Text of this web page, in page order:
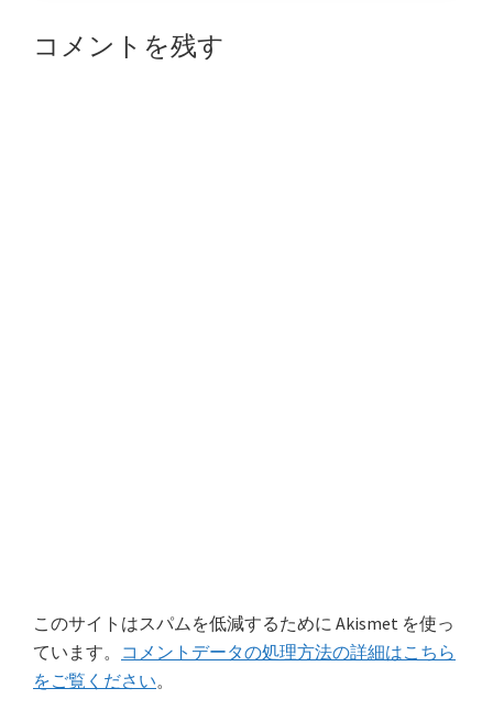
Reader
コメントを残す
このサイトはスパムを低減するために Akismet を使っ
ています。 コメントデータの処理方法の詳細はこちら
をご覧ください。